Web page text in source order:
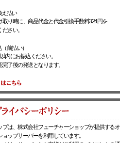
払い
取り時に、商品代金と代金引換手数料324円を
さい。
前払い）
内にお振込ください。
完了後の発送となります。
は、株式会社フューチャーショップが提供するオ
ョップサーバーを利用しています。